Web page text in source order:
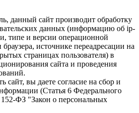
данный сайт производит обработку
данных (информацию об ip-
типе и версии операционной
источнике переадресации на
страницах пользователя) в
сайта и проведения
сайт, вы даете согласие на сбор и
(Статья 6 Федерального
ФЗ "Закон о персональных